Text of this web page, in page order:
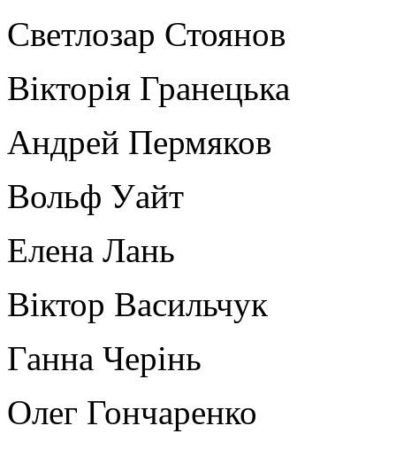
Светлозар Стоянов
Вікторія Гранецька
Андрей Пермяков
Вольф Уайт
Елена Лань
Віктор Васильчук
Ганна Черінь
Олег Гончаренко